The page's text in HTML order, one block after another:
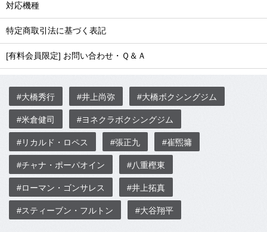
対応機種
特定商取引法に基づく表記
[有料会員限定] お問い合わせ・Ｑ＆Ａ
#大橋秀行 #井上尚弥 #大橋ボクシングジム
#米倉健司 #ヨネクラボクシングジム
#リカルド・ロペス #張正九 #崔煕墉
#チャナ・ポーパオイン #八重樫東
#ローマン・ゴンサレス #井上拓真
#スティーブン・フルトン #大谷翔平